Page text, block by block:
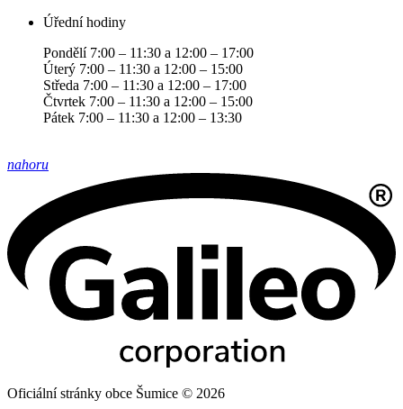
Úřední hodiny
Pondělí 7:00 – 11:30 a 12:00 – 17:00
Úterý 7:00 – 11:30 a 12:00 – 15:00
Středa 7:00 – 11:30 a 12:00 – 17:00
Čtvrtek 7:00 – 11:30 a 12:00 – 15:00
Pátek 7:00 – 11:30 a 12:00 – 13:30
nahoru
Oficiální stránky obce Šumice © 2026